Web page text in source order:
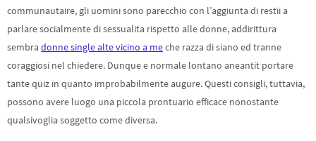
communautaire, gli uomini sono parecchio con l’aggiunta di restii a
parlare socialmente di sessualita rispetto alle donne, addirittura
sembradonne single alte vicino a meche razza di siano ed tranne
coraggiosi nel chiedere. Dunque e normale lontano aneantit portare
tante quiz in quanto improbabilmente augure. Questi consigli, tuttavia,
possono avere luogo una piccola prontuario efficace nonostante
qualsivoglia soggetto come diversa.